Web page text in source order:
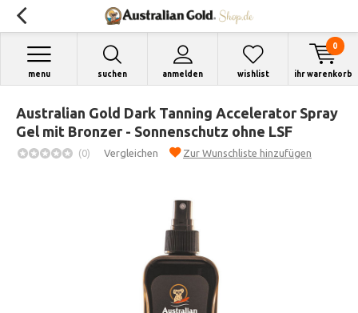
suchen anmelden
menu wishlist ihr warenkorb
0
Australian Gold Dark Tanning Accelerator Spray
Gel mit Bronzer - Sonnenschutz ohne LSF
(0) Vergleichen Zur Wunschliste hinzufügen